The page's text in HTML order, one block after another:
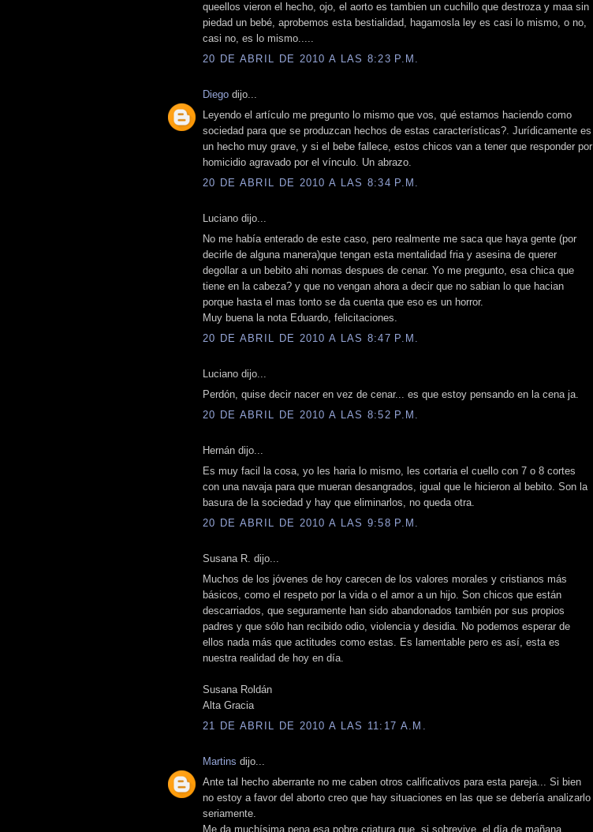
queellos vieron el hecho, ojo, el aorto es tambien un cuchillo que destroza y maa sin
piedad un bebé, aprobemos esta bestialidad, hagamosla ley es casi lo mismo, o no,
casi no, es lo mismo.....
20 DE ABRIL DE 2010 A LAS 8:23 P.M.
Diego dijo...
Leyendo el artículo me pregunto lo mismo que vos, qué estamos haciendo como
sociedad para que se produzcan hechos de estas características?. Jurídicamente es
un hecho muy grave, y si el bebe fallece, estos chicos van a tener que responder por
homicidio agravado por el vínculo. Un abrazo.
20 DE ABRIL DE 2010 A LAS 8:34 P.M.
Luciano dijo...
No me había enterado de este caso, pero realmente me saca que haya gente (por
decirle de alguna manera)que tengan esta mentalidad fria y asesina de querer
degollar a un bebito ahi nomas despues de cenar. Yo me pregunto, esa chica que
tiene en la cabeza? y que no vengan ahora a decir que no sabian lo que hacian
porque hasta el mas tonto se da cuenta que eso es un horror.
Muy buena la nota Eduardo, felicitaciones.
20 DE ABRIL DE 2010 A LAS 8:47 P.M.
Luciano dijo...
Perdón, quise decir nacer en vez de cenar... es que estoy pensando en la cena ja.
20 DE ABRIL DE 2010 A LAS 8:52 P.M.
Hernán dijo...
Es muy facil la cosa, yo les haria lo mismo, les cortaria el cuello con 7 o 8 cortes
con una navaja para que mueran desangrados, igual que le hicieron al bebito. Son la
basura de la sociedad y hay que eliminarlos, no queda otra.
20 DE ABRIL DE 2010 A LAS 9:58 P.M.
Susana R. dijo...
Muchos de los jóvenes de hoy carecen de los valores morales y cristianos más
básicos, como el respeto por la vida o el amor a un hijo. Son chicos que están
descarriados, que seguramente han sido abandonados también por sus propios
padres y que sólo han recibido odio, violencia y desidia. No podemos esperar de
ellos nada más que actitudes como estas. Es lamentable pero es así, esta es
nuestra realidad de hoy en día.
Susana Roldán
Alta Gracia
21 DE ABRIL DE 2010 A LAS 11:17 A.M.
Martins dijo...
Ante tal hecho aberrante no me caben otros calificativos para esta pareja... Si bien
no estoy a favor del aborto creo que hay situaciones en las que se debería analizarlo
seriamente.
Me da muchísima pena esa pobre criatura que, si sobrevive, el día de mañana